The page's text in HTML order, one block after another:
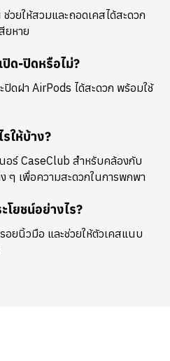
วยให้สวมและถอดเคสได้สะดวก
ยหาย
ปิด-ปิดหรือไม่?
ดฝา AirPods ได้สะดวก พร้อมใช้
ให้บ้าง?
อร์ CaseClub สำหรับคล้องกับ
ๆ เพื่อความสะดวกในการพกพา
โยชน์อย่างไร?
อยนิ้วมือ และช่วยให้ตัวเคสแนบ